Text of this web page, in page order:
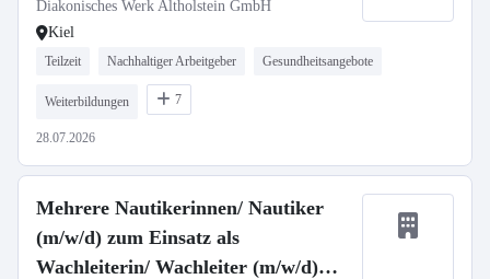
Diakonisches Werk Altholstein GmbH
Kiel
Teilzeit Nachhaltiger Arbeitgeber Gesundheitsangebote
Weiterbildungen 7
28.07.2026
Mehrere Nautikerinnen/ Nautiker
(m/w/d) zum Einsatz als
Wachleiterin/ Wachleiter (m/w/d)